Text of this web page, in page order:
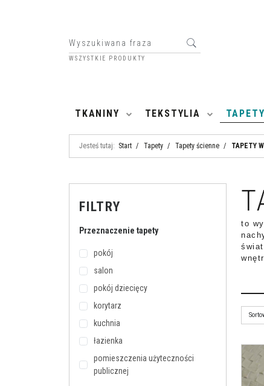
WSZYSTKIE PRODUKTY
TKANINY TEKSTYLIA TAPETY
Jesteś tutaj: Start / Tapety / Tapety ścienne / TAPETY
to
FILTRY
Przeznaczenie tapety
pokój
salon
pokój dziecięcy
korytarz
kuchnia
łazienka
pomieszczenia użyteczności
publicznej